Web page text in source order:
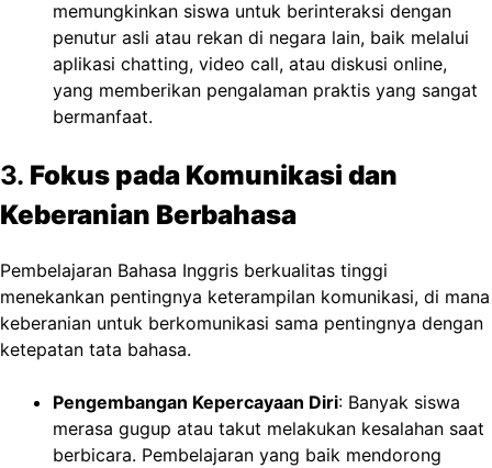
memungkinkan siswa untuk berinteraksi dengan
penutur asli atau rekan di negara lain, baik melalui
aplikasi chatting, video call, atau diskusi online,
yang memberikan pengalaman praktis yang sangat
bermanfaat.
3. Fokus pada Komunikasi dan
Keberanian Berbahasa
Pembelajaran Bahasa Inggris berkualitas tinggi
menekankan pentingnya keterampilan komunikasi, di mana
keberanian untuk berkomunikasi sama pentingnya dengan
ketepatan tata bahasa.
Pengembangan Kepercayaan Diri: Banyak siswa
merasa gugup atau takut melakukan kesalahan saat
berbicara. Pembelajaran yang baik mendorong